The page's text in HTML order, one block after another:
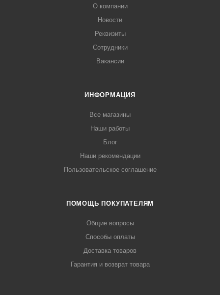
О компании
Новости
Реквизиты
Сотрудники
Вакансии
ИНФОРМАЦИЯ
Все магазины
Наши работы
Блог
Наши рекомендации
Пользовательское соглашение
ПОМОЩЬ ПОКУПАТЕЛЯМ
Общие вопросы
Способы оплаты
Доставка товаров
Гарантия и возврат товара